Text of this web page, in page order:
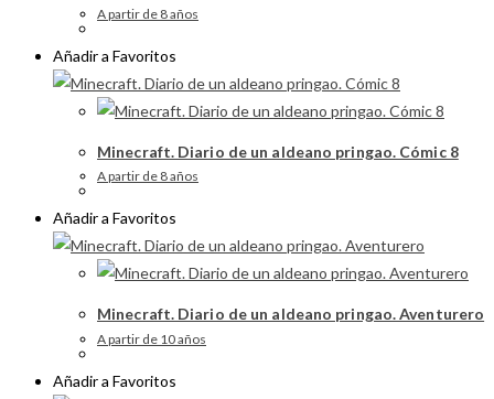
A partir de 8 años
Añadir a Favoritos
Minecraft. Diario de un aldeano pringao. Cómic 8
A partir de 8 años
Añadir a Favoritos
Minecraft. Diario de un aldeano pringao. Aventurero
A partir de 10 años
Añadir a Favoritos